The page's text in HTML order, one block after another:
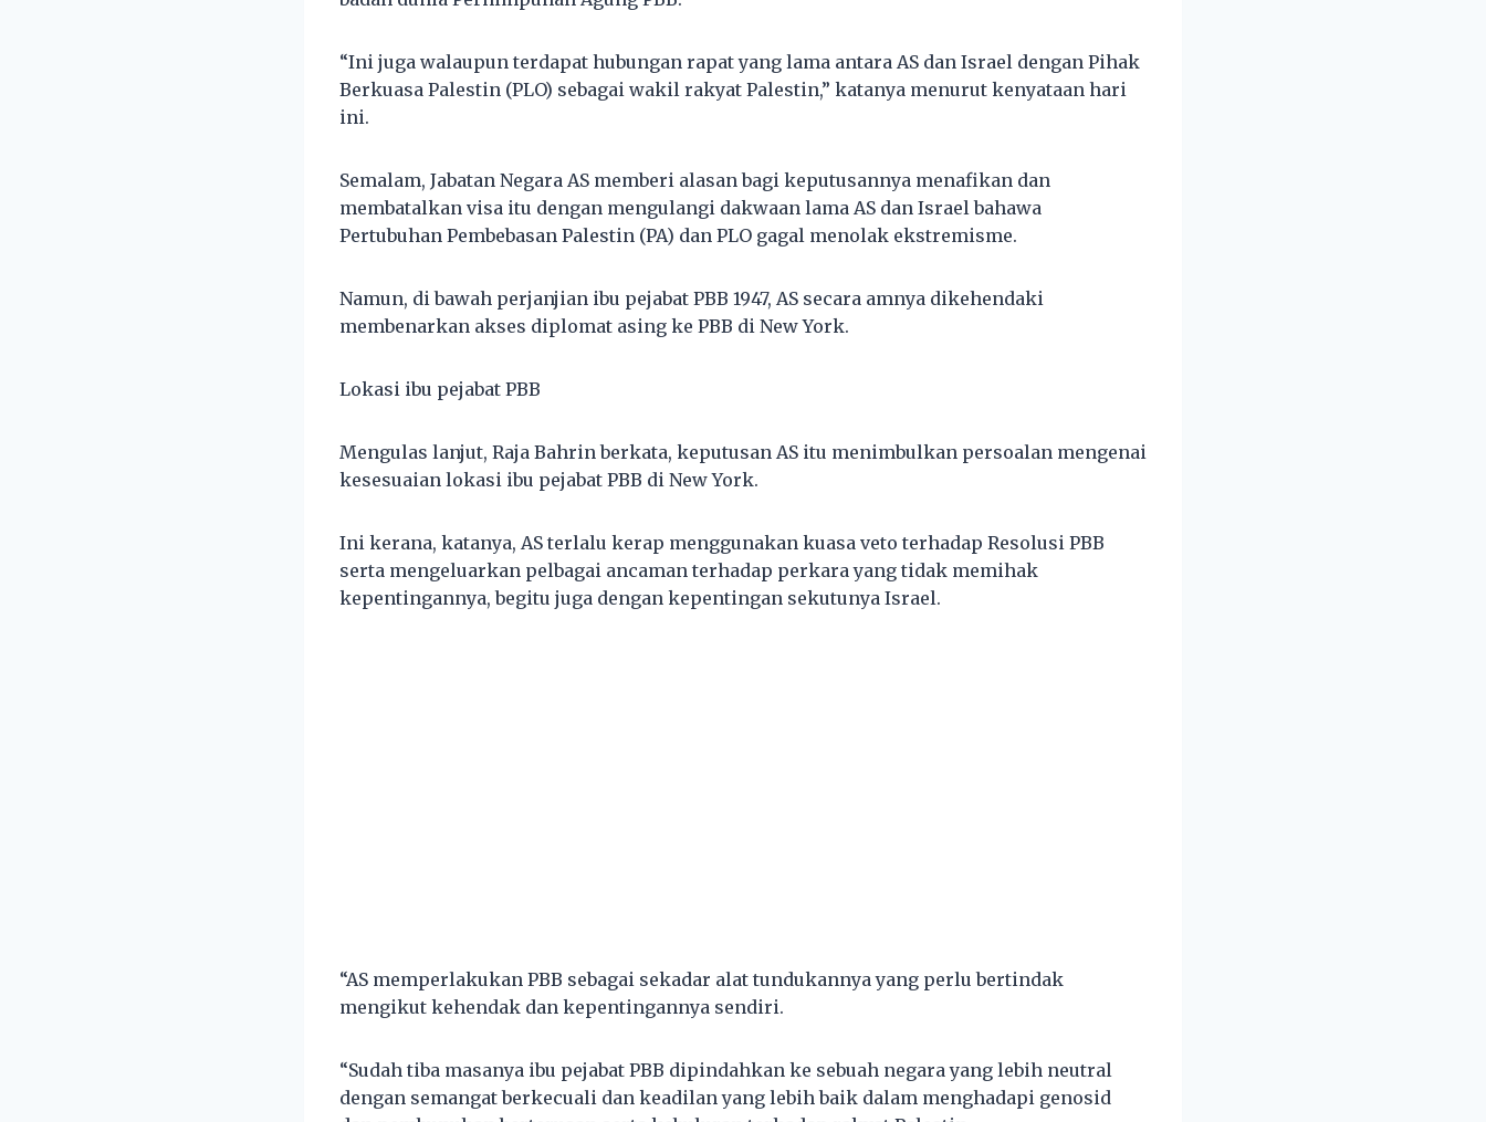
“Ini juga walaupun terdapat hubungan rapat yang lama antara AS dan Israel dengan Pihak
Berkuasa Palestin (PLO) sebagai wakil rakyat Palestin,” katanya menurut kenyataan hari
ini.
Semalam, Jabatan Negara AS memberi alasan bagi keputusannya menafikan dan
membatalkan visa itu dengan mengulangi dakwaan lama AS dan Israel bahawa
Pertubuhan Pembebasan Palestin (PA) dan PLO gagal menolak ekstremisme.
Namun, di bawah perjanjian ibu pejabat PBB 1947, AS secara amnya dikehendaki
membenarkan akses diplomat asing ke PBB di New York.
Lokasi ibu pejabat PBB
Mengulas lanjut, Raja Bahrin berkata, keputusan AS itu menimbulkan persoalan mengenai
kesesuaian lokasi ibu pejabat PBB di New York.
Ini kerana, katanya, AS terlalu kerap menggunakan kuasa veto terhadap Resolusi PBB
serta mengeluarkan pelbagai ancaman terhadap perkara yang tidak memihak
kepentingannya, begitu juga dengan kepentingan sekutunya Israel.
“AS memperlakukan PBB sebagai sekadar alat tundukannya yang perlu bertindak
mengikut kehendak dan kepentingannya sendiri.
“Sudah tiba masanya ibu pejabat PBB dipindahkan ke sebuah negara yang lebih neutral
dengan semangat berkecuali dan keadilan yang lebih baik dalam menghadapi genosid